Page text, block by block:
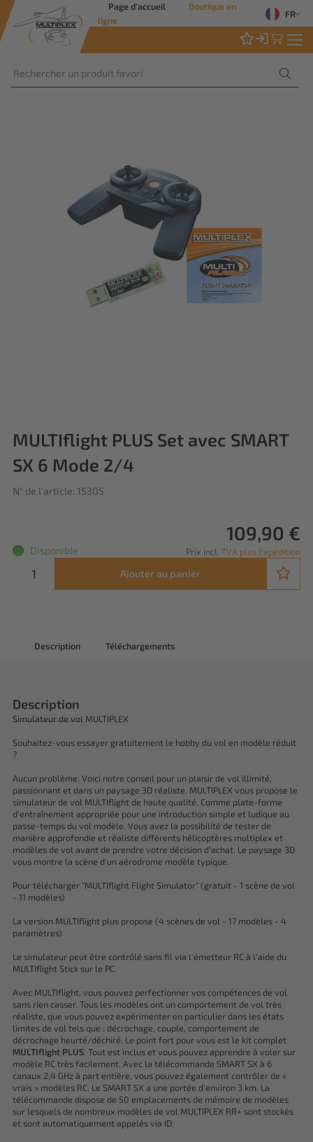
Page d'accueil
Boutique en
ligne
FR
MULTIflight PLUS Set avec SMART
SX 6 Mode 2/4
N° de l'article: 15305
109,90 €
Prix incl. TVA plus Expédition
Disponible
Ajouter au panier
Description Téléchargements
Description
Simulateur de vol MULTIPLEX
Souhaitez-vous essayer gratuitement le hobby du vol en modèle réduit
?
Aucun problème. Voici notre conseil pour un plaisir de vol illimité,
passionnant et dans un paysage 3D réaliste. MULTIPLEX vous propose le
simulateur de vol MULTIflight de haute qualité. Comme plate-forme
d'entraînement appropriée pour une introduction simple et ludique au
passe-temps du vol modèle. Vous avez la possibilité de tester de
manière approfondie et réaliste différents hélicoptères multiplex et
modèles de vol avant de prendre votre décision d'achat. Le paysage 3D
vous montre la scène d'un aérodrome modèle typique.
Pour télécharger "MULTIflight Flight Simulator" (gratuit - 1 scène de vol
- 11 modèles)
La version MULTIflight plus propose (4 scènes de vol - 17 modèles - 4
paramètres)
Le simulateur peut être contrôlé sans fil via l'émetteur RC à l'aide du
MULTIflight Stick sur le PC.
Avec MULTIflight, vous pouvez perfectionner vos compétences de vol
sans rien casser. Tous les modèles ont un comportement de vol très
réaliste, que vous pouvez expérimenter en particulier dans les états
limites de vol tels que : décrochage, couple, comportement de
décrochage heurté/déchiré. Le point fort pour vous est le kit complet
MULTIflight PLUS. Tout est inclus et vous pouvez apprendre à voler sur
modèle RC très facilement. Avec la télécommande SMART SX à 6
canaux 2,4 GHz à part entière, vous pouvez également contrôler de «
vrais » modèles RC. Le SMART SX a une portée d'environ 3 km. La
télécommande dispose de 50 emplacements de mémoire de modèles
sur lesquels de nombreux modèles de vol MULTIPLEX RR+ sont stockés
et sont automatiquement appelés via ID.